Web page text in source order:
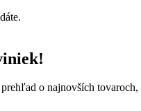
o najnovších tovaroch,